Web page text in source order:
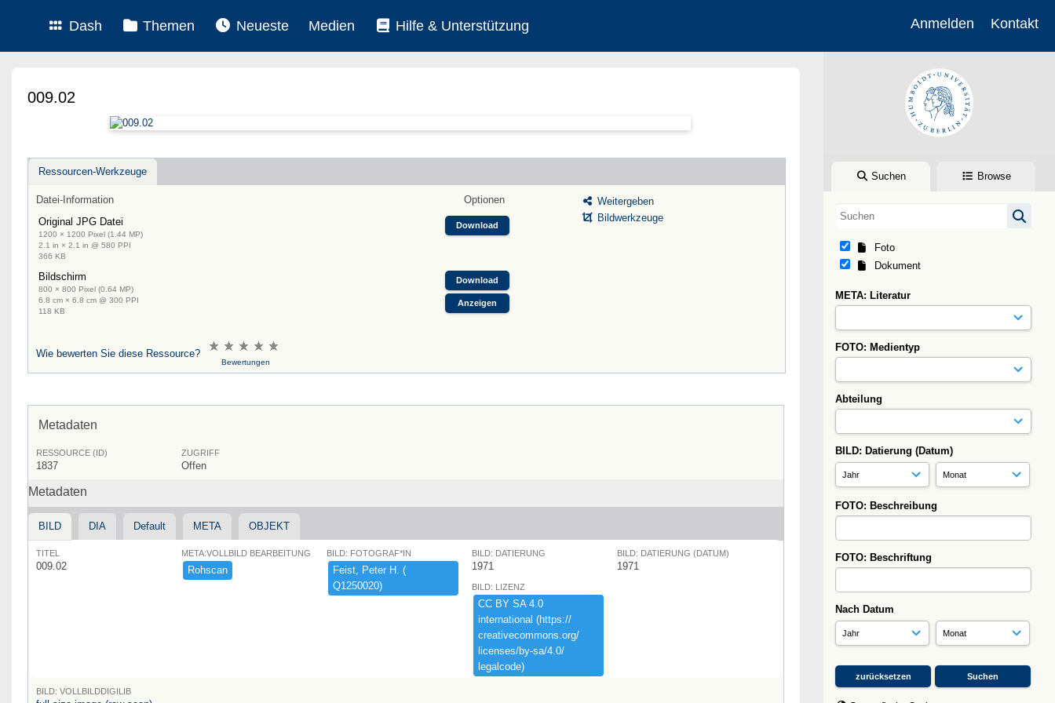
Dash Themen Neueste Medien Hilfe & Unterstützung Anmelden Kontakt
Suchen Browse
Foto
Dokument
META: Literatur
FOTO: Medientyp
Abteilung
BILD: Datierung (Datum)
FOTO: Beschreibung
FOTO: Beschriftung
Nach Datum
009.02
Ressourcen-Werkzeuge
Datei-Information
Optionen
Original JPG Datei
1200 × 1200 Pixel (1.44 MP)
2.1 in × 2.1 in @ 580 PPI
366 KB
Download
Bildschirm
800 × 800 Pixel (0.64 MP)
6.8 cm × 6.8 cm @ 300 PPI
118 KB
Download
Anzeigen
Weitergeben
Bildwerkzeuge
Wie bewerten Sie diese Ressource?
Bewertungen
Metadaten
RESSOURCE (ID)
1837
ZUGRIFF
Offen
Metadaten
BILD DIA Default META OBJEKT
TITEL
009.02
META:VOLLBILD BEARBEITUNG
Rohscan
BILD: FOTOGRAF*IN
Feist,​ ​Peter ​H.​ ​(​
Q1250020)​
BILD: DATIERUNG
1971
BILD: DATIERUNG (DATUM)
1971
BILD: LIZENZ
CC ​BY ​SA ​4.​0 ​
international ​(​https:​/​/​
creativecommons.​org/​
licenses/​by-​sa/​4.​0/​
legalcode)​
BILD: VOLLBILDDIGILIB